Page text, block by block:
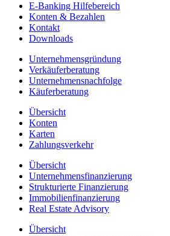
E-Banking Hilfebereich
Konten & Bezahlen
Kontakt
Downloads
Unternehmensgründung
Verkäuferberatung
Unternehmensnachfolge
Käuferberatung
Übersicht
Konten
Karten
Zahlungsverkehr
Übersicht
Unternehmensfinanzierung
Strukturierte Finanzierung
Immobilienfinanzierung
Real Estate Advisory
Übersicht